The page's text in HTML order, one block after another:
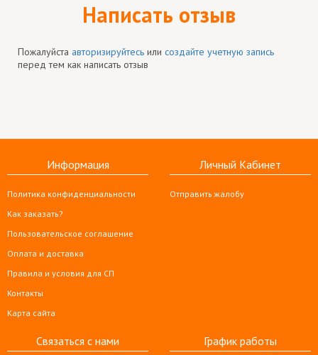
Написать отзыв
Пожалуйста авторизируйтесь или создайте учетную запись
перед тем как написать отзыв
Информация
Политика конфиденциальности
Как заказать?
Пользовательское соглашение
Оплата и доставка
Правила и условия для СП
Контакты
Карта сайта
Личный Кабинет
Отправить жалобу
Связаться с нами График работы